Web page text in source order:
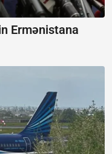
Ermənistana